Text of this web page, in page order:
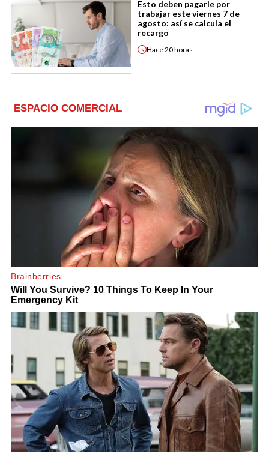
Esto deben pagarle por
trabajar este viernes 7 de
agosto: así se calcula el
recargo
Hace20 horas